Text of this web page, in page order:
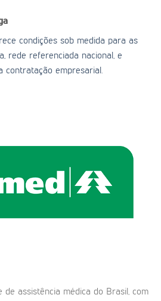
condições sob medida para as
rede referenciada nacional, e
contratação empresarial.
assistência médica do Brasil, com